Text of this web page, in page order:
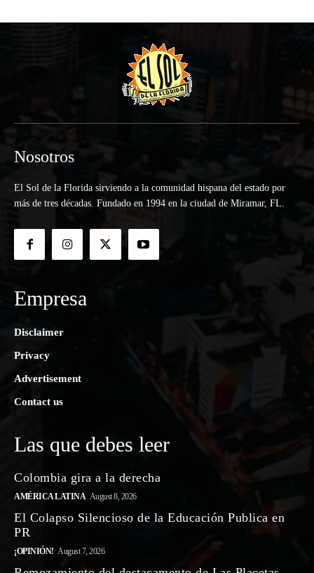
Nosotros
El Sol de la Florida sirviendo a la comunidad hispana del estado por
más de tres décadas. Fundado en 1994 en la ciudad de Miramar, FL.
Empresa
Disclaimer
Privacy
Advertisement
Contact us
Las que debes leer
Colombia gira a la derecha
AMÉRICA LATINA August 8, 2026
El Colapso Silencioso de la Educación Publica en
PR
¡OPINIÓN! August 7, 2026